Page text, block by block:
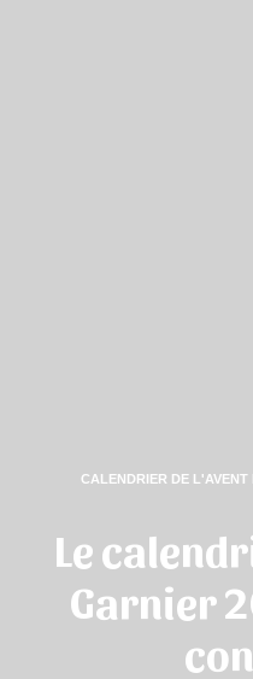
CALENDRIER DE L'AVENT
Le
Garnier